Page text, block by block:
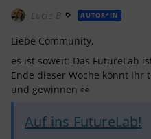
Lucie B AUTOR*IN
Liebe Community,
es ist soweit: Das FutureLab
Ende dieser Woche könnt Ihr
und gewinnen 👀
Auf ins FutureLab!